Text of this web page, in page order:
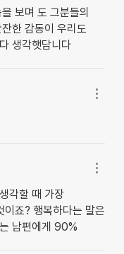
보며 도 그분들의
한 감동이 우리도
생각햇담니다
각할 때 가장
이죠? 행복하다는 말은
남편에게 90%